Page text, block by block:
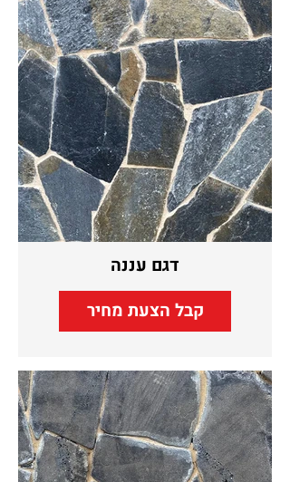
דגם עננה
קבל הצעת מחיר